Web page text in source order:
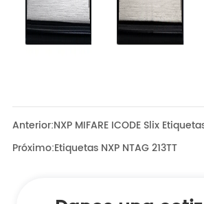
Anterior:NXP MIFARE ICODE Slix
Próximo:Etiquetas NXP NTAG 213TT